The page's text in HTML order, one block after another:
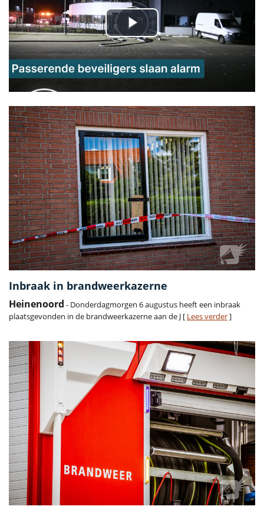
Inbraak in brandweerkazerne
Heinenoord - Donderdagmorgen 6 augustus heeft een inbraak
plaatsgevonden in de brandweerkazerne aan de J [ Lees verder]